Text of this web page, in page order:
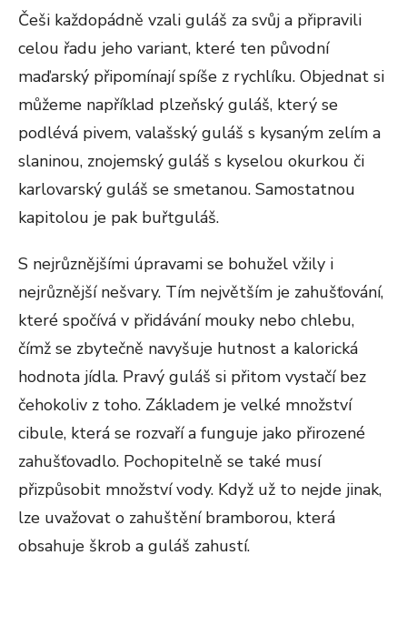
Češi každopádně vzali guláš za svůj a připravili
celou řadu jeho variant, které ten původní
maďarský připomínají spíše z rychlíku. Objednat si
můžeme například plzeňský guláš, který se
podlévá pivem, valašský guláš s kysaným zelím a
slaninou, znojemský guláš s kyselou okurkou či
karlovarský guláš se smetanou. Samostatnou
kapitolou je pak buřtguláš.
S nejrůznějšími úpravami se bohužel vžily i
nejrůznější nešvary. Tím největším je zahušťování,
které spočívá v přidávání mouky nebo chlebu,
čímž se zbytečně navyšuje hutnost a kalorická
hodnota jídla. Pravý guláš si přitom vystačí bez
čehokoliv z toho. Základem je velké množství
cibule, která se rozvaří a funguje jako přirozené
zahušťovadlo. Pochopitelně se také musí
přizpůsobit množství vody. Když už to nejde jinak,
lze uvažovat o zahuštění bramborou, která
obsahuje škrob a guláš zahustí.